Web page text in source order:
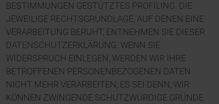
BESTIMMUNGEN GESTÜTZTES PROFILING. DIE
JEWEILIGE RECHTSGRUNDLAGE, AUF DENEN EINE
VERARBEITUNG BERUHT, ENTNEHMEN SIE DIESER
DATENSCHUTZERKLÄRUNG. WENN SIE
WIDERSPRUCH EINLEGEN, WERDEN WIR IHRE
BETROFFENEN PERSONENBEZOGENEN DATEN
NICHT MEHR VERARBEITEN, ES SEI DENN, WIR
KÖNNEN ZWINGENDE SCHUTZWÜRDIGE GRÜNDE